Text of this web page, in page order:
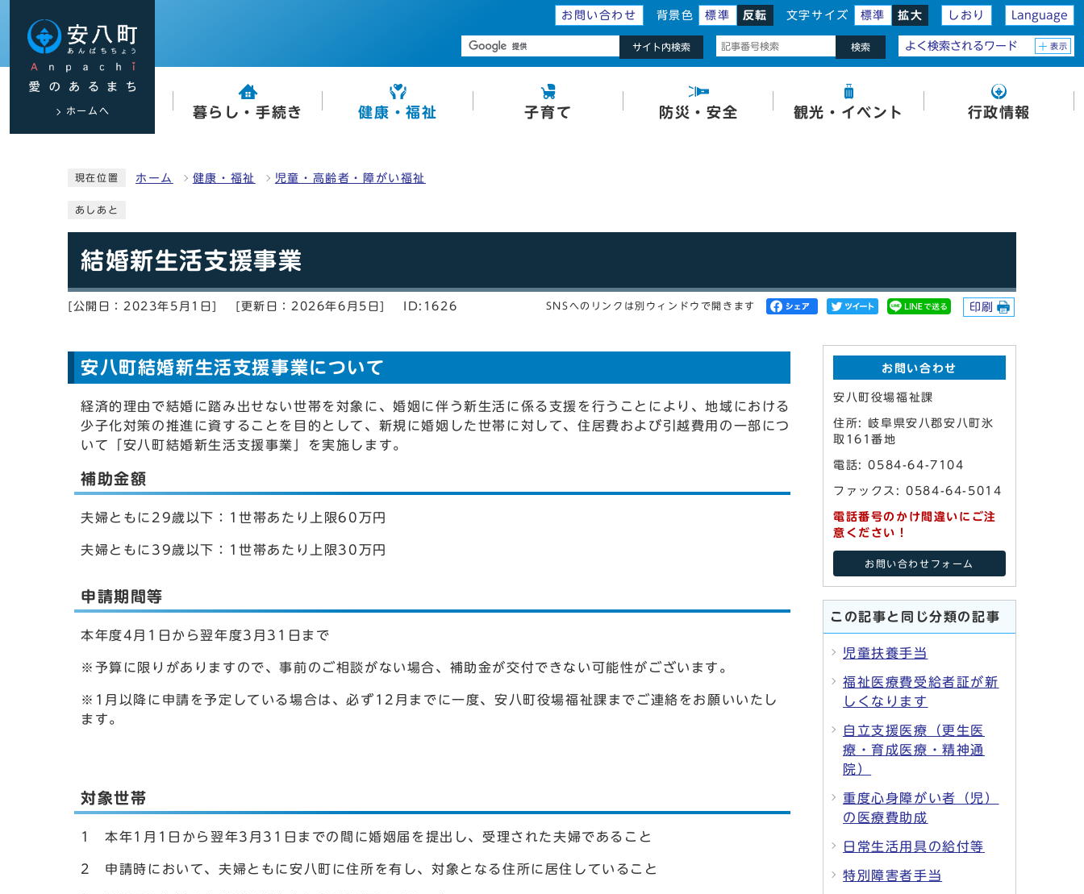
お問い合わせ 背景色 標準 反転 文字サイズ 標準 拡大 しおり Language
ホームへ
サイト内検索 検索 よく検索されるワード 表示
暮らし・手続き 健康・福祉 子育て 防災・安全 観光・イベント 行政情報
現在位置 ホーム 健康・福祉 児童・高齢者・障がい福祉
あしあと
結婚新生活支援事業
[公開日：2023年5月1日] [更新日：2026年6月5日] ID:1626 SNSへのリンクは別ウィンドウで開きます 印刷
安八町結婚新生活支援事業について
経済的理由で結婚に踏み出せない世帯を対象に、婚姻に伴う新生活に係る支援を行うことにより、地域における
少子化対策の推進に資することを目的として、新規に婚姻した世帯に対して、住居費および引越費用の一部につ
いて「安八町結婚新生活支援事業」を実施します。
補助金額
夫婦ともに29歳以下：1世帯あたり上限60万円
夫婦ともに39歳以下：1世帯あたり上限30万円
申請期間等
本年度4月1日から翌年度3月31日まで
※予算に限りがありますので、事前のご相談がない場合、補助金が交付できない可能性がございます。
※1月以降に申請を予定している場合は、必ず12月までに一度、安八町役場福祉課までご連絡をお願いいたし
ます。
対象世帯
1 本年1月1日から翌年3月31日までの間に婚姻届を提出し、受理された夫婦であること
2 申請時において、夫婦ともに安八町に住所を有し、対象となる住所に居住していること
お問い合わせ
安八町役場福祉課
住所: 岐阜県安八郡安八町氷
取161番地
電話: 0584-64-7104
ファックス: 0584-64-5014
電話番号のかけ間違いにご注
意ください！
お問い合わせフォーム
この記事と同じ分類の記事
児童扶養手当
福祉医療費受給者証が新
しくなります
自立支援医療（更生医
療・育成医療・精神通
院）
重度心身障がい者（児）
の医療費助成
日常生活用具の給付等
特別障害者手当